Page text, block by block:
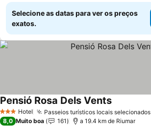
Selecione as datas para ver os preços
exatos.
3 EstrelasHotel Passeios turísticos locais selecionados
Pensió Rosa Dels Vents
8,0 Muito boa 161 a 19.4 km de Riumar